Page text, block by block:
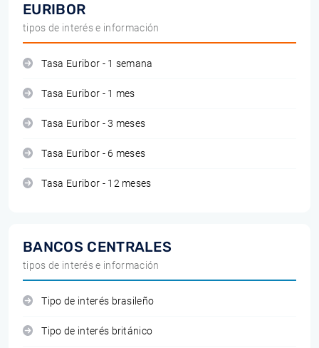
EURIBOR
tipos de interés e información
Tasa Euribor - 1 semana
Tasa Euribor - 1 mes
Tasa Euribor - 3 meses
Tasa Euribor - 6 meses
Tasa Euribor - 12 meses
BANCOS CENTRALES
tipos de interés e información
Tipo de interés brasileño
Tipo de interés británico